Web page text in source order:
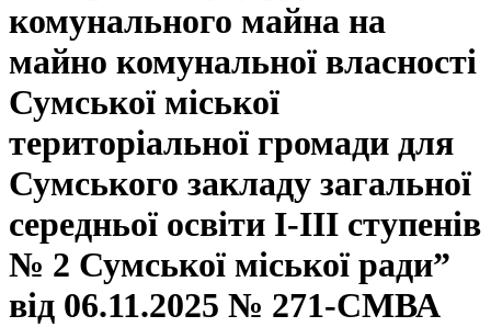
комунального майна на
майно комунальної власності
Сумської міської
територіальної громади для
Сумського закладу загальної
середньої освіти І-ІІІ ступенів
№ 2 Сумської міської ради”
від 06.11.2025 № 271-СМВА